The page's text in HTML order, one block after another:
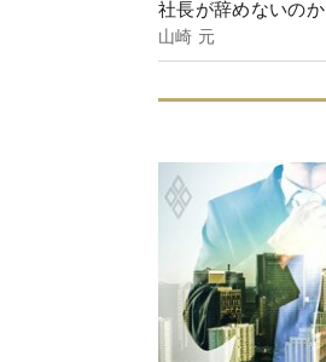
社長が辞めないのか
山崎 元